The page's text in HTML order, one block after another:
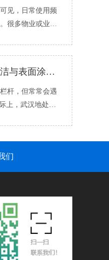
见，日常使用频
很多物业或业主
拒绝“锈迹斑斑”：武汉不锈钢栏杆日常清洁与表面涂层维护的实用技巧
杆，但常常会遇
上，武汉地处江
们